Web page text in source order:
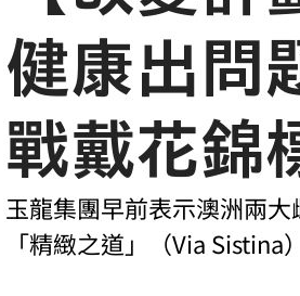
健康出問
戰戴花錦
玉龍集團早前表示澳洲兩
「精緻之道」（Via